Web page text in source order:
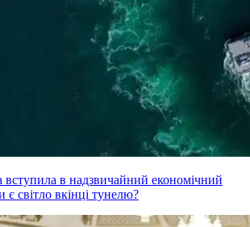
вступила в надзвичайний економічний
є світло вкінці тунелю?